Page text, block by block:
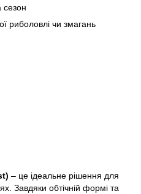
сезон
риболовлі чи змагань
– це ідеальне рішення для
Завдяки обтічній формі та